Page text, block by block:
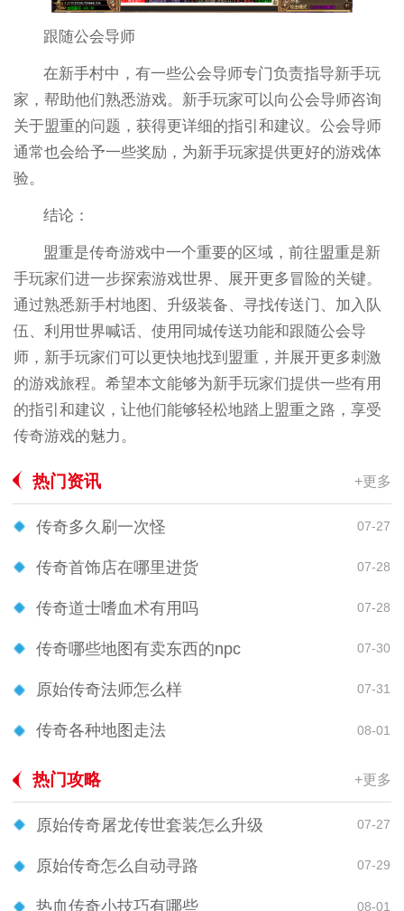
跟随公会导师
在新手村中，有一些公会导师专门负责指导新手玩
家，帮助他们熟悉游戏。新手玩家可以向公会导师咨询
关于盟重的问题，获得更详细的指引和建议。公会导师
通常也会给予一些奖励，为新手玩家提供更好的游戏体
验。
结论：
盟重是传奇游戏中一个重要的区域，前往盟重是新
手玩家们进一步探索游戏世界、展开更多冒险的关键。
通过熟悉新手村地图、升级装备、寻找传送门、加入队
伍、利用世界喊话、使用同城传送功能和跟随公会导
师，新手玩家们可以更快地找到盟重，并展开更多刺激
的游戏旅程。希望本文能够为新手玩家们提供一些有用
的指引和建议，让他们能够轻松地踏上盟重之路，享受
传奇游戏的魅力。
热门资讯 +更多
传奇多久刷一次怪 07-27
传奇首饰店在哪里进货 07-28
传奇道士嗜血术有用吗 07-28
传奇哪些地图有卖东西的npc 07-30
原始传奇法师怎么样 07-31
传奇各种地图走法 08-01
热门攻略 +更多
原始传奇屠龙传世套装怎么升级 07-27
原始传奇怎么自动寻路 07-29
热血传奇小技巧有哪些 08-01